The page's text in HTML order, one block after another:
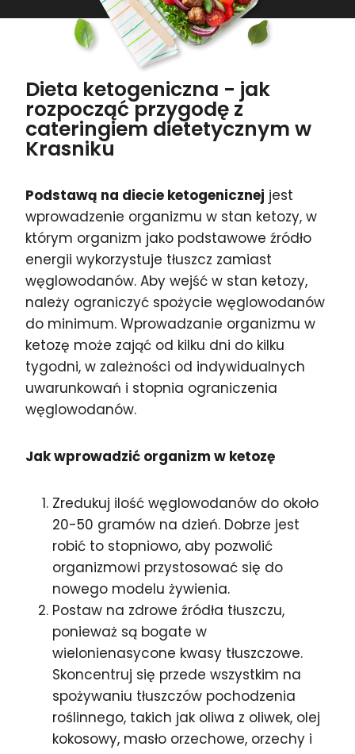
Dieta ketogeniczna - jak
rozpocząć przygodę z
cateringiem dietetycznym w
Krasniku
Podstawą na diecie ketogenicznej jest
wprowadzenie organizmu w stan ketozy, w
którym organizm jako podstawowe źródło
energii wykorzystuje tłuszcz zamiast
węglowodanów. Aby wejść w stan ketozy,
należy ograniczyć spożycie węglowodanów
do minimum. Wprowadzanie organizmu w
ketozę może zająć od kilku dni do kilku
tygodni, w zależności od indywidualnych
uwarunkowań i stopnia ograniczenia
węglowodanów.
Jak wprowadzić organizm w ketozę
Zredukuj ilość węglowodanów do około
20-50 gramów na dzień. Dobrze jest
robić to stopniowo, aby pozwolić
organizmowi przystosować się do
nowego modelu żywienia.
Postaw na zdrowe źródła tłuszczu,
ponieważ są bogate w
wielonienasycone kwasy tłuszczowe.
Skoncentruj się przede wszystkim na
spożywaniu tłuszczów pochodzenia
roślinnego, takich jak oliwa z oliwek, olej
kokosowy, masło orzechowe, orzechy i